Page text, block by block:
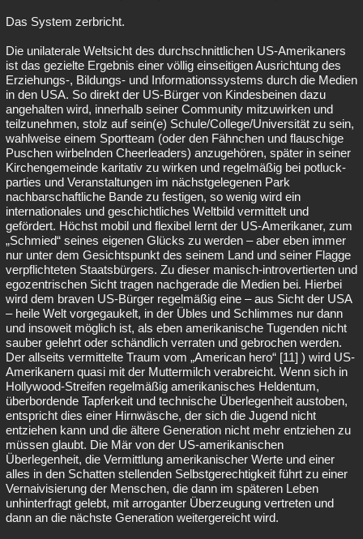
Das System zerbricht.
Die unilaterale Weltsicht des durchschnittlichen US-Amerikaners
ist das gezielte Ergebnis einer völlig einseitigen Ausrichtung des
Erziehungs-, Bildungs- und Informationssystems durch die Medien
in den USA. So direkt der US-Bürger von Kindesbeinen dazu
angehalten wird, innerhalb seiner Community mitzuwirken und
teilzunehmen, stolz auf sein(e) Schule/College/Universität zu sein,
wahlweise einem Sportteam (oder den Fähnchen und flauschige
Puschen wirbelnden Cheerleaders) anzugehören, später in seiner
Kirchengemeinde karitativ zu wirken und regelmäßig bei potluck-
parties und Veranstaltungen im nächstgelegenen Park
nachbarschaftliche Bande zu festigen, so wenig wird ein
internationales und geschichtliches Weltbild vermittelt und
gefördert. Höchst mobil und flexibel lernt der US-Amerikaner, zum
„Schmied“ seines eigenen Glücks zu werden – aber eben immer
nur unter dem Gesichtspunkt des seinem Land und seiner Flagge
verpflichteten Staatsbürgers. Zu dieser manisch-introvertierten und
egozentrischen Sicht tragen nachgerade die Medien bei. Hierbei
wird dem braven US-Bürger regelmäßig eine – aus Sicht der USA
– heile Welt vorgegaukelt, in der Übles und Schlimmes nur dann
und insoweit möglich ist, als eben amerikanische Tugenden nicht
sauber gelehrt oder schändlich verraten und gebrochen werden.
Der allseits vermittelte Traum vom „American hero“ [11] ) wird US-
Amerikanern quasi mit der Muttermilch verabreicht. Wenn sich in
Hollywood-Streifen regelmäßig amerikanisches Heldentum,
überbordende Tapferkeit und technische Überlegenheit austoben,
entspricht dies einer Hirnwäsche, der sich die Jugend nicht
entziehen kann und die ältere Generation nicht mehr entziehen zu
müssen glaubt. Die Mär von der US-amerikanischen
Überlegenheit, die Vermittlung amerikanischer Werte und einer
alles in den Schatten stellenden Selbstgerechtigkeit führt zu einer
Vernaivisierung der Menschen, die dann im späteren Leben
unhinterfragt gelebt, mit arroganter Überzeugung vertreten und
dann an die nächste Generation weitergereicht wird.